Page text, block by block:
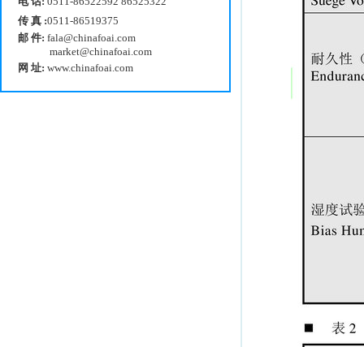
传 真 :0511-86519375
邮 件: fala@chinafoai.com
market@chinafoai.com
网 址: www.chinafoai.com